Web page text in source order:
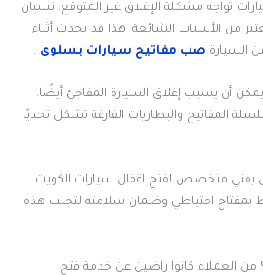
تواجه مشكلة الإغلاق غير المتوقع. نسيان
من الأسباب الشائعة. هذا قد يحدث أثناء
السيارة صب مفاتيح سيارات بسلوى .
يمكن أن يسبب إغلاق السيارة المفاجئ أيضًا.
المفاتيح والبطاريات الفارغة تشكل تحديًا
بفني متخصص لفتح اقفال سيارات الكويت
بمفتاح احتياطي وضمان سلامته لتجنب هذه
تظهر أن 75% من العملاء كانوا راضين عن خدمة فتح